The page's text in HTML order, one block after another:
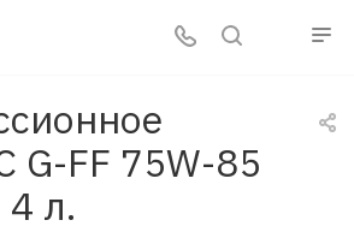
G-FF 75W-85
4 л.